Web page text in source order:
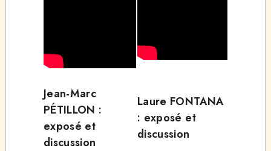
Jean-Marc
PÉTILLON :
exposé et
discussion
Laure FONTANA
: exposé et
discussion